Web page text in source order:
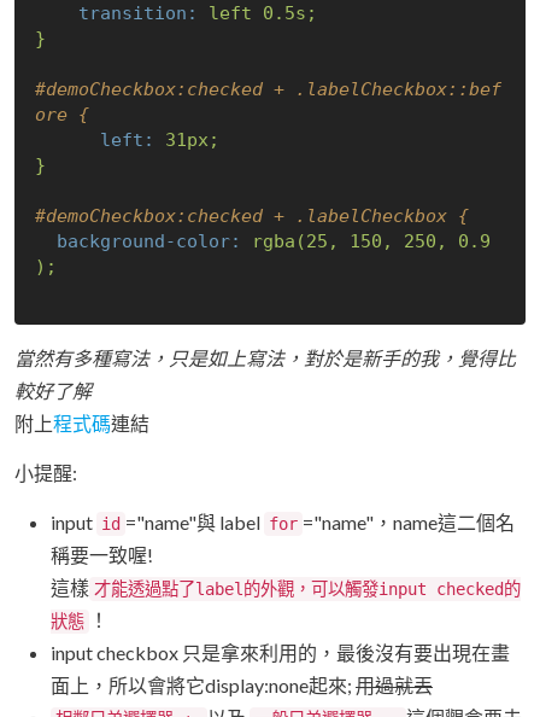
transition:
left 0. 5s;
}
#demoCheckbox:checked + .labelCheckbox::bef
ore {
left:
31px;
}
#demoCheckbox:checked + .labelCheckbox {
background-color:
rgba(25, 150 , 250 ,
0.9
);
當然有多種寫法，只是如上寫法，對於是新手的我，覺得比
較好了解
附上程式碼連結
小提醒:
input id ="name"與 label for ="name"，name這二個名
稱要一致喔!
這樣 才能透過點了label的外觀，可以觸發input checked的
狀態
！
input checkbox 只是拿來利用的，最後沒有要出現在畫
面上，所以會將它display:none起來; 用過就丟